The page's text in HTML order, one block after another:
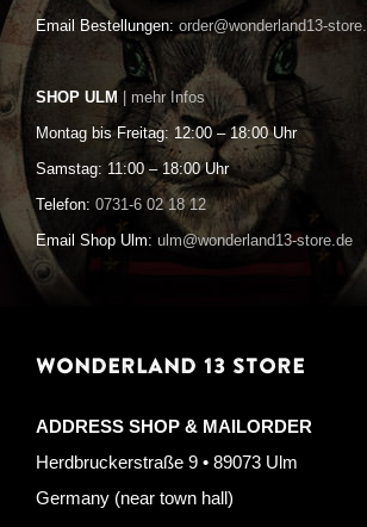
Email Bestellungen: order@wonderland13-
SHOP ULM | mehr Infos
Montag bis Freitag: 12:00 – 18:00 Uhr
Samstag: 11:00 – 18:00 Uhr
Telefon: 0731-6 02 18 12
Email Shop Ulm: ulm@wonderland13-store.de
WONDERLAND 13 STORE
ADDRESS SHOP & MAILORDER
Herdbruckerstraße 9 • 89073 Ulm
Germany (near town hall)